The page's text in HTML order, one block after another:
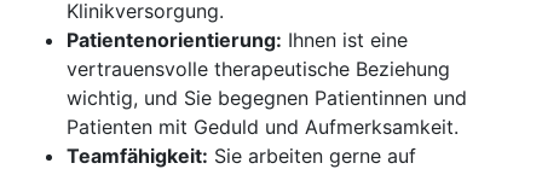
Klinikversorgung.
Patientenorientierung: Ihnen ist eine
vertrauensvolle therapeutische Beziehung
wichtig, und Sie begegnen Patientinnen und
Patienten mit Geduld und Aufmerksamkeit.
Teamfähigkeit: Sie arbeiten gerne auf